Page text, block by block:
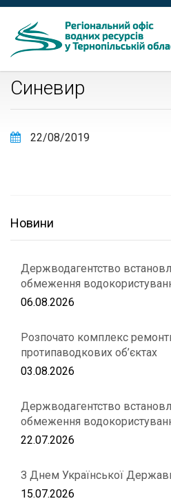
Синевир
22/08/2019
Новини
Держводагентство
обмеження
06.08.2026
Розпочато комплекс
протипаводкових об’єктах
03.08.2026
Держводагентство
обмеження
22.07.2026
З Днем Української
15.07.2026